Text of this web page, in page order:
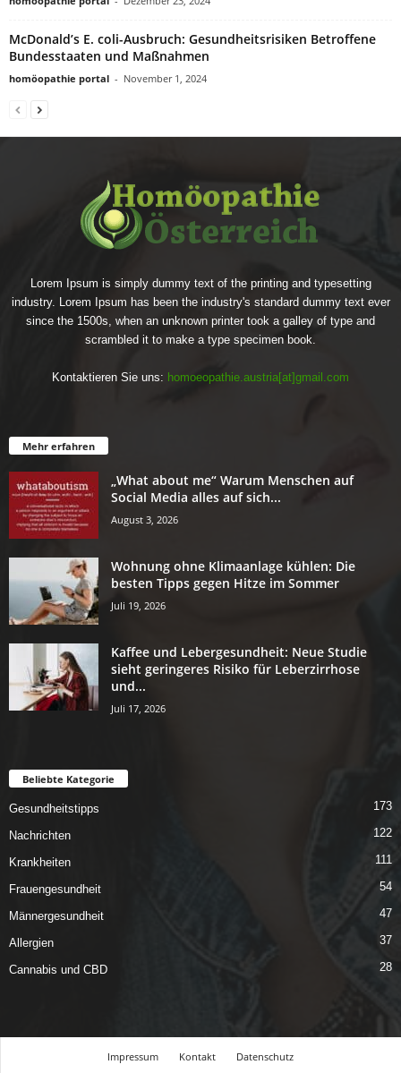
McDonald’s E. coli-Ausbruch: Gesundheitsrisiken Betroffene
Bundesstaaten und Maßnahmen
homöopathie portal - November 1, 2024
Lorem Ipsum is simply dummy text of the printing and typesetting
industry. Lorem Ipsum has been the industry's standard dummy text ever
since the 1500s, when an unknown printer took a galley of type and
scrambled it to make a type specimen book.
Kontaktieren Sie uns: homoeopathie.austria[at]gmail.com
Mehr erfahren
„What about me“ Warum Menschen auf
Social Media alles auf sich...
August 3, 2026
Wohnung ohne Klimaanlage kühlen: Die
besten Tipps gegen Hitze im Sommer
Juli 19, 2026
Kaffee und Lebergesundheit: Neue Studie
sieht geringeres Risiko für Leberzirrhose
und...
Juli 17, 2026
Beliebte Kategorie
Gesundheitstipps 173
Nachrichten 122
Krankheiten 111
Frauengesundheit 54
Männergesundheit 47
Allergien 37
Cannabis und CBD 28
Impressum Kontakt Datenschutz